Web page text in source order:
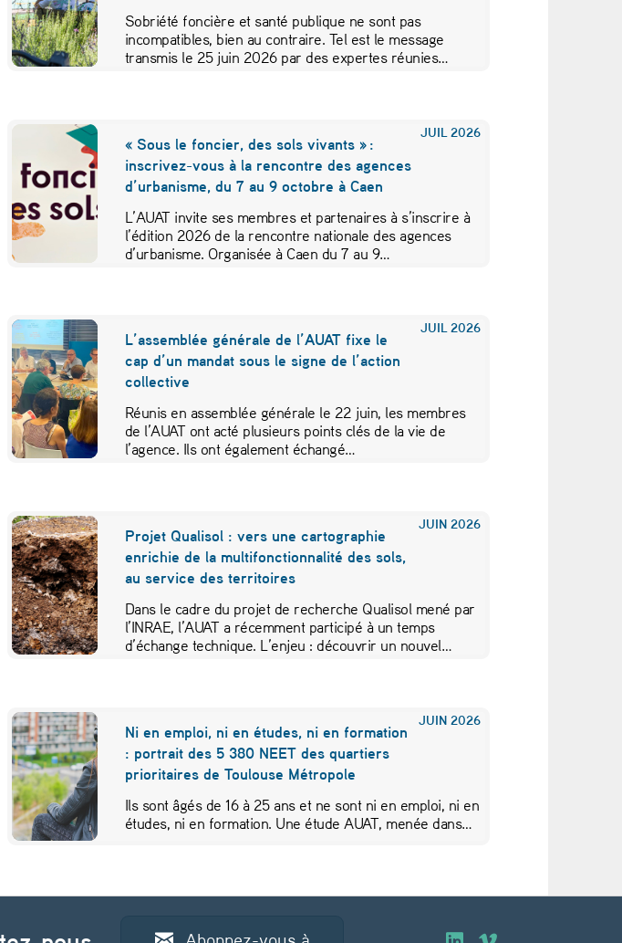
Sobriété foncière et santé publique ne sont pas
incompatibles, bien au contraire. Tel est le message
transmis le 25 juin 2026 par des expertes réunies…
JUIL 2026
« Sous le foncier, des sols vivants » :
inscrivez-vous à la rencontre des agences
d’urbanisme, du 7 au 9 octobre à Caen
L’AUAT invite ses membres et partenaires à s’inscrire à
l’édition 2026 de la rencontre nationale des agences
d’urbanisme. Organisée à Caen du 7 au 9…
JUIL 2026
L’assemblée générale de l’AUAT fixe le
cap d’un mandat sous le signe de l’action
collective
Réunis en assemblée générale le 22 juin, les membres
de l’AUAT ont acté plusieurs points clés de la vie de
l’agence. Ils ont également échangé…
JUIN 2026
Projet Qualisol : vers une cartographie
enrichie de la multifonctionnalité des sols,
au service des territoires
Dans le cadre du projet de recherche Qualisol mené par
l’INRAE, l’AUAT a récemment participé à un temps
d’échange technique. L’enjeu : découvrir un nouvel…
JUIN 2026
Ni en emploi, ni en études, ni en formation
: portrait des 5 380 NEET des quartiers
prioritaires de Toulouse Métropole
Ils sont âgés de 16 à 25 ans et ne sont ni en emploi, ni en
études, ni en formation. Une étude AUAT, menée dans…